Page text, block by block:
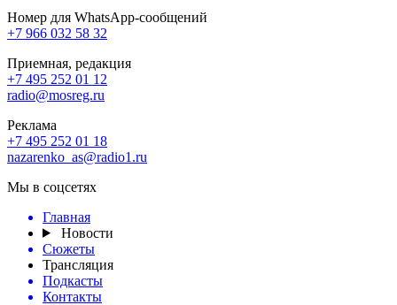
Номер для WhatsApp-сообщений
+7 966 032 58 32
Приемная, редакция
+7 495 252 01 12
radio@mosreg.ru
Реклама
+7 495 252 01 18
nazarenko_as@radio1.ru
Мы в соцсетях
Главная
Новости
Сюжеты
Трансляция
Подкасты
Контакты